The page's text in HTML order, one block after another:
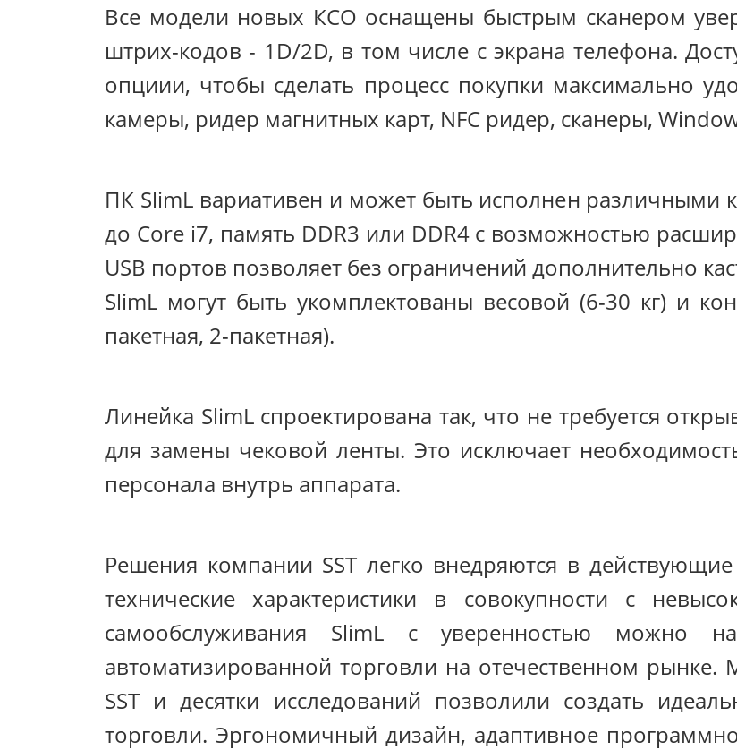
Все модели новых КСО оснащены быстрым сканером
штрих-кодов - 1D/2D, в том числе с экрана телефона.
опциии, чтобы сделать процесс покупки максимально
камеры, ридер магнитных карт, NFC ридер, сканеры,
ПК SlimL вариативен и может быть исполнен различными
до Core i7, память DDR3 или DDR4 с возможностью
USB портов позволяет без ограничений дополнительно
SlimL могут быть укомплектованы весовой (6-30 кг) и
пакетная, 2-пакетная).
Линейка SlimL спроектирована так, что не требуется
для замены чековой ленты. Это исключает
персонала внутрь аппарата.
Решения компании SST легко внедряются в
технические характеристики в совокупности с
самообслуживания SlimL с уверенностью можно
автоматизированной торговли на отечественном рынке.
SST и десятки исследований позволили создать
торговли. Эргономичный дизайн, адаптивное